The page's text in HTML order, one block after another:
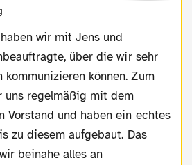
wir mit Jens und
über die wir sehr
können. Zum
uns regelmäßig mit dem
Vorstand und haben ein echtes
zu diesem aufgebaut. Das
beinahe alles an